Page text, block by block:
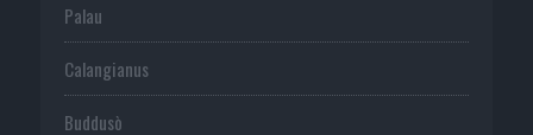
Palau
Calangianus
Buddusò